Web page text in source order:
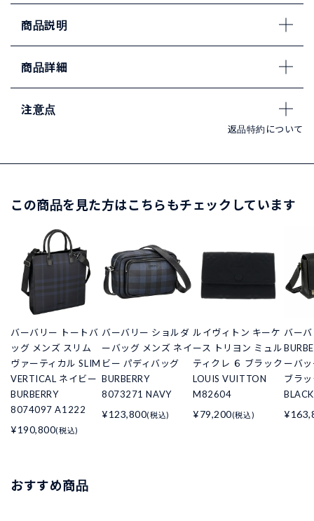
商品説明
商品詳細
注意点
返品特約について
この商品を見た方はこちらもチェックしています
バーバリー トートバ
ッグ メンズ スリム
ヴァーティカル SLIM
VERTICAL ネイビー
BURBERRY
8074097 A1222
¥190,800(税込)
バーバリー ショルダ
ーバッグ メンズ ネイ
ビー パディバッグ
BURBERRY
8073271 NAVY
¥123,800(税込)
ルイヴィトン キーケ
ース トリヨン ミュル
ティクレ ６ ブラック
LOUIS VUITTON
M82604
¥79,200(税込)
バー
ーバ
ブラ
BLACK
おすすめ商品